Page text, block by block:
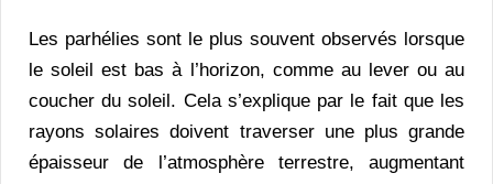
Les parhélies sont le plus souvent observés lorsque
le soleil est bas à l’horizon, comme au lever ou au
coucher du soleil. Cela s’explique par le fait que les
rayons solaires doivent traverser une plus grande
épaisseur de l’atmosphère terrestre, augmentant